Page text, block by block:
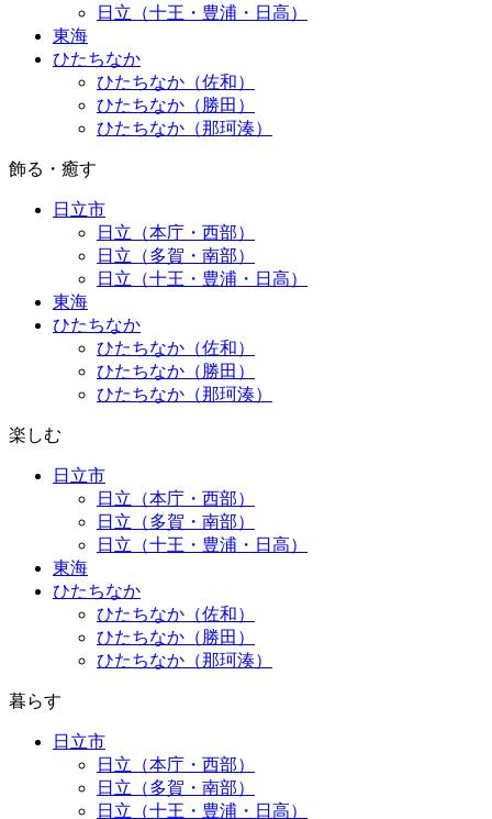
日立（十王・豊浦・日高）
東海
ひたちなか
ひたちなか（佐和）
ひたちなか（勝田）
ひたちなか（那珂湊）
飾る・癒す
日立市
日立（本庁・西部）
日立（多賀・南部）
日立（十王・豊浦・日高）
東海
ひたちなか
ひたちなか（佐和）
ひたちなか（勝田）
ひたちなか（那珂湊）
楽しむ
日立市
日立（本庁・西部）
日立（多賀・南部）
日立（十王・豊浦・日高）
東海
ひたちなか
ひたちなか（佐和）
ひたちなか（勝田）
ひたちなか（那珂湊）
暮らす
日立市
日立（本庁・西部）
日立（多賀・南部）
日立（十王・豊浦・日高）